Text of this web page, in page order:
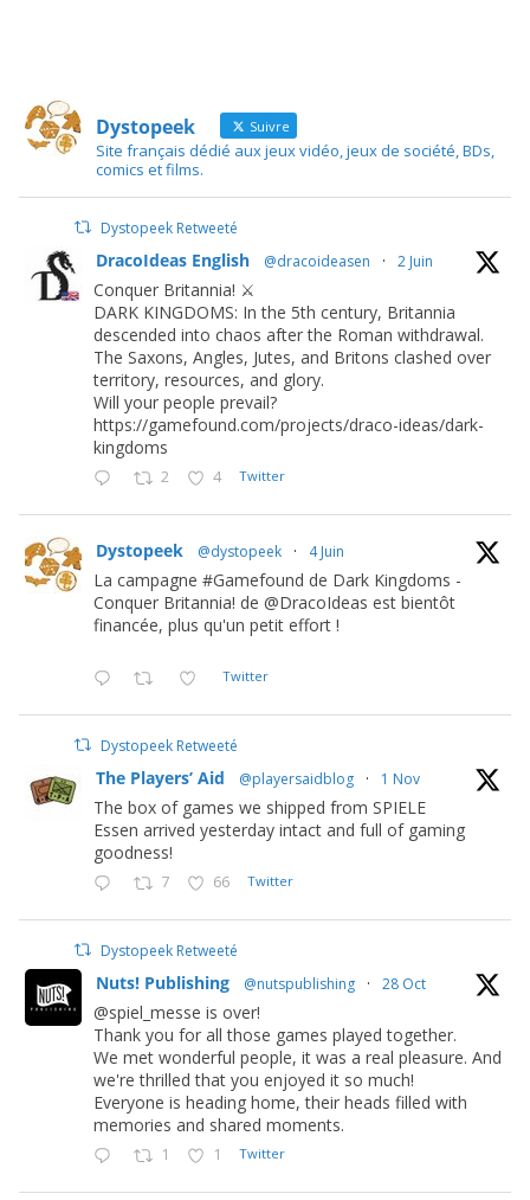
Dystopeek Suivre
Site français dédié aux jeux vidéo, jeux de société, BDs,
comics et films.
Dystopeek Retweeté
DracoIdeas English @dracoideasen · 2 Juin
Conquer Britannia! ⚔️
DARK KINGDOMS: In the 5th century, Britannia
descended into chaos after the Roman withdrawal.
The Saxons, Angles, Jutes, and Britons clashed over
territory, resources, and glory.
Will your people prevail?
https://gamefound.com/projects/draco-ideas/dark-
kingdoms
2 4 Twitter
Dystopeek @dystopeek · 4 Juin
La campagne #Gamefound de Dark Kingdoms -
Conquer Britannia! de @DracoIdeas est bientôt
financée, plus qu'un petit effort !
Twitter
Dystopeek Retweeté
The Players’ Aid @playersaidblog · 1 Nov
The box of games we shipped from SPIELE
Essen arrived yesterday intact and full of gaming
goodness!
7 66 Twitter
Dystopeek Retweeté
Nuts! Publishing @nutspublishing · 28 Oct
@spiel_messe is over!
Thank you for all those games played together.
We met wonderful people, it was a real pleasure. And
we're thrilled that you enjoyed it so much!
Everyone is heading home, their heads filled with
memories and shared moments.
1 1 Twitter